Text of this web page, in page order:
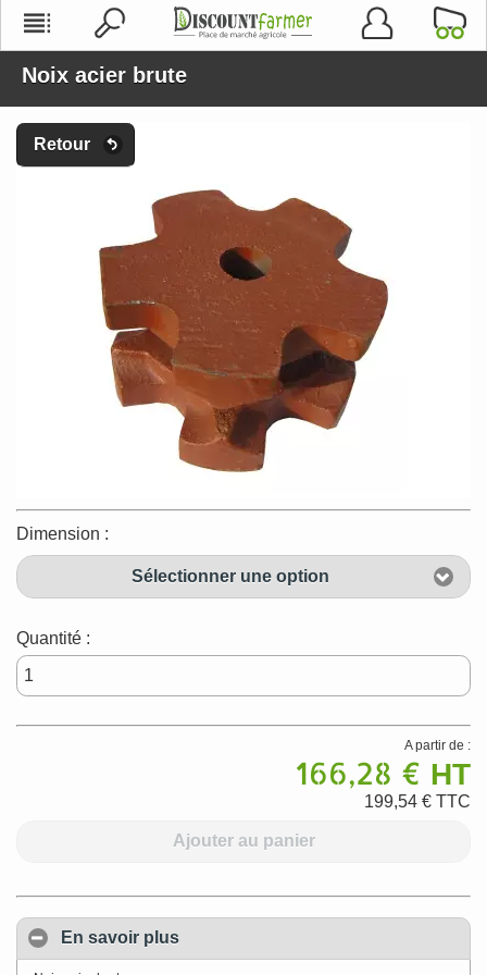
Noix acier brute
Retour
Dimension :
Sélectionner une option
Quantité :
A partir de :
166,28 € HT
199,54 € TTC
Ajouter au panier
En savoir plus